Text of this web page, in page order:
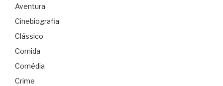
Aventura
Cinebiografia
Clássico
Comida
Comédia
Crime